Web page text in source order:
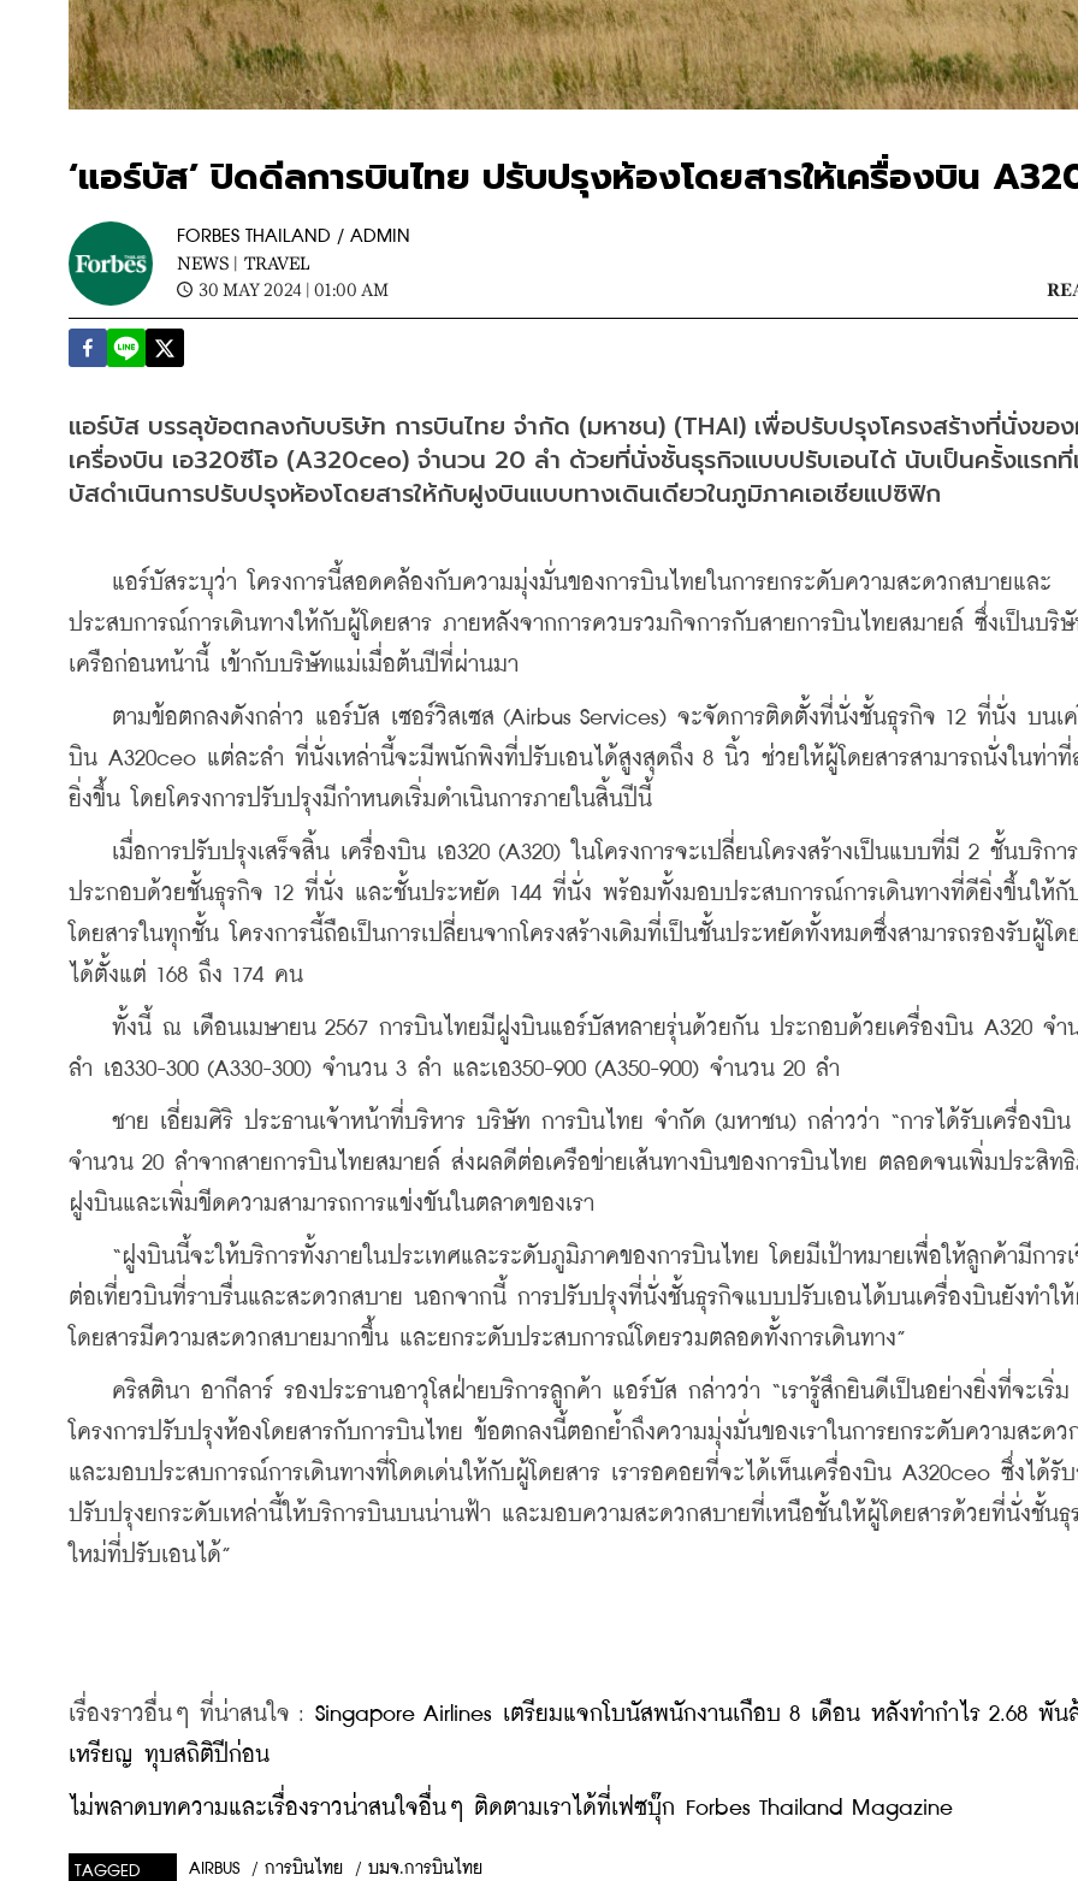
‘แอร์บัส’ ปิดดีลการบินไทย ปรับปรุงห้องโดยสารให้เครื่องบิน
FORBES THAILAND / ADMIN
NEWS | TRAVEL
30 MAY 2024 | 01:00 AM
แอร์บัส บรรลุข้อตกลงกับบริษัท การบินไทย จำกัด (มหาชน) (THAI) เพื่อปรับปรุงโครงสร้างที่นั่งขอ
เครื่องบิน เอ320ซีโอ (A320ceo) จำนวน 20 ลำ ด้วยที่นั่งชั้นธุรกิจแบบปรับเอนได้ นับเป็นครั้งแรกที่
บัสดำเนินการปรับปรุงห้องโดยสารให้กับฝูงบินแบบทางเดินเดียวในภูมิภาคเอเชียแปซิฟิก
แอร์บัสระบุว่า โครงการนี้สอดคล้องกับความมุ่งมั่นของการบินไทยในการยกระดับความสะดวกสบายและ
ประสบการณ์การเดินทางให้กับผู้โดยสาร ภายหลังจากการควบรวมกิจการกับสายการบินไทยสมายล์ ซึ่งเป็นบริ
เครือก่อนหน้านี้ เข้ากับบริษัทแม่เมื่อต้นปีที่ผ่านมา
ตามข้อตกลงดังกล่าว แอร์บัส เซอร์วิสเซส (Airbus Services) จะจัดการติดตั้งที่นั่งชั้นธุรกิจ 12 ที่นั่ง บนเค
บิน A320ceo แต่ละลำ ที่นั่งเหล่านี้จะมีพนักพิงที่ปรับเอนได้สูงสุดถึง 8 นิ้ว ช่วยให้ผู้โดยสารสามารถนั่งในท่าที่
ยิ่งขึ้น โดยโครงการปรับปรุงมีกำหนดเริ่มดำเนินการภายในสิ้นปีนี้
เมื่อการปรับปรุงเสร็จสิ้น เครื่องบิน เอ320 (A320) ในโครงการจะเปลี่ยนโครงสร้างเป็นแบบที่มี 2 ชั้นบริการ
ประกอบด้วยชั้นธุรกิจ 12 ที่นั่ง และชั้นประหยัด 144 ที่นั่ง พร้อมทั้งมอบประสบการณ์การเดินทางที่ดียิ่งขึ้นให้กั
โดยสารในทุกชั้น โครงการนี้ถือเป็นการเปลี่ยนจากโครงสร้างเดิมที่เป็นชั้นประหยัดทั้งหมดซึ่งสามารถรองรับผู้โด
ได้ตั้งแต่ 168 ถึง 174 คน
ทั้งนี้ ณ เดือนเมษายน 2567 การบินไทยมีฝูงบินแอร์บัสหลายรุ่นด้วยกัน ประกอบด้วยเครื่องบิน A320 จำ
ลำ เอ330-300 (A330-300) จำนวน 3 ลำ และเอ350-900 (A350-900) จำนวน 20 ลำ
ชาย เอี่ยมศิริ ประธานเจ้าหน้าที่บริหาร บริษัท การบินไทย จำกัด (มหาชน) กล่าวว่า “การได้รับเครื่องบิน
จำนวน 20 ลำจากสายการบินไทยสมายล์ ส่งผลดีต่อเครือข่ายเส้นทางบินของการบินไทย ตลอดจนเพิ่มประสิท
ฝูงบินและเพิ่มขีดความสามารถการแข่งขันในตลาดของเรา
“ฝูงบินนี้จะให้บริการทั้งภายในประเทศและระดับภูมิภาคของการบินไทย โดยมีเป้าหมายเพื่อให้ลูกค้ามีการ
ต่อเที่ยวบินที่ราบรื่นและสะดวกสบาย นอกจากนี้ การปรับปรุงที่นั่งชั้นธุรกิจแบบปรับเอนได้บนเครื่องบินยังทำใ
โดยสารมีความสะดวกสบายมากขึ้น และยกระดับประสบการณ์โดยรวมตลอดทั้งการเดินทาง”
คริสตินา อากีลาร์ รองประธานอาวุโสฝ่ายบริการลูกค้า แอร์บัส กล่าวว่า “เรารู้สึกยินดีเป็นอย่างยิ่งที่จะเริ่ม
โครงการปรับปรุงห้องโดยสารกับการบินไทย ข้อตกลงนี้ตอกย้ำถึงความมุ่งมั่นของเราในการยกระดับความสะดว
และมอบประสบการณ์การเดินทางที่โดดเด่นให้กับผู้โดยสาร เรารอคอยที่จะได้เห็นเครื่องบิน A320ceo ซึ่งได้รับ
ปรับปรุงยกระดับเหล่านี้ให้บริการบินบนน่านฟ้า และมอบความสะดวกสบายที่เหนือชั้นให้ผู้โดยสารด้วยที่นั่งชั้นธุ
ใหม่ที่ปรับเอนได้”
เรื่องราวอื่นๆ ที่น่าสนใจ : Singapore Airlines เตรียมแจกโบนัสพนักงานเกือบ 8 เดือน หลังทำกำไร 2.68 พัน
เหรียญ ทุบสถิติปีก่อน
ไม่พลาดบทความและเรื่องราวน่าสนใจอื่นๆ ติดตามเราได้ที่เฟซบุ๊ก Forbes Thailand Magazine
TAGGED
AIRBUS / การบินไทย / บมจ.การบินไทย